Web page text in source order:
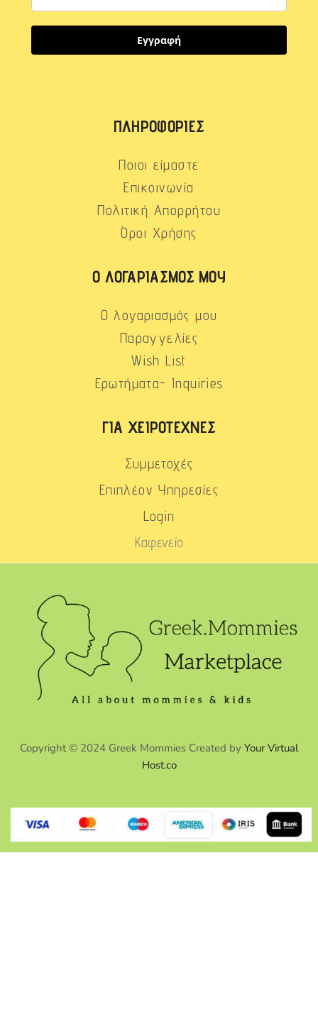
Εγγραφή
ΠΛΗΡΟΦΟΡΊΕΣ
Ποιοι είμαστε
Επικοινωνία
Πολιτική Απορρήτου
Όροι Χρήσης
Ο ΛΟΓΑΡΙΑΣΜΌΣ ΜΟΥ
Ο λογαριασμός μου
Παραγγελίες
Wish List
Ερωτήματα- Inquiries
ΓΙΑ ΧΕΙΡΟΤΈΧΝΕΣ
Συμμετοχές
Επιπλέον Υπηρεσίες
Login
Καφενείο
Copyright © 2024 Greek Mommies Created by Your Virtual
Host.co